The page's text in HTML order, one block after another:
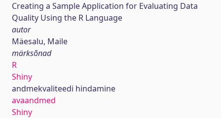
Creating a Sample Application for Evaluating Data
Quality Using the R Language
autor
Mäesalu, Maile
märksõnad
R
Shiny
andmekvaliteedi hindamine
avaandmed
Shiny